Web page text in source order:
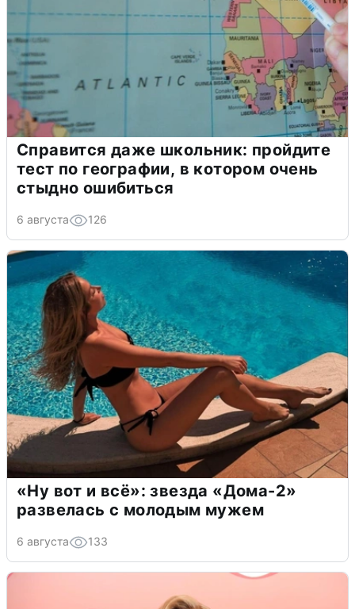
Справится даже школьник: пройдите
тест по географии, в котором очень
стыдно ошибиться
6 августа 126
«Ну вот и всё»: звезда «Дома-2»
развелась с молодым мужем
6 августа 133